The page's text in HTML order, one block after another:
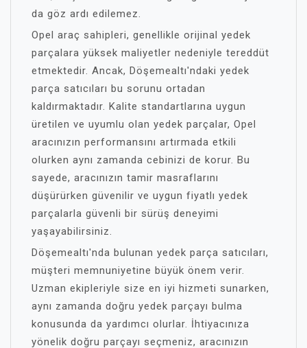
da göz ardı edilemez.
Opel araç sahipleri, genellikle orijinal yedek
parçalara yüksek maliyetler nedeniyle tereddüt
etmektedir. Ancak, Döşemealtı'ndaki yedek
parça satıcıları bu sorunu ortadan
kaldırmaktadır. Kalite standartlarına uygun
üretilen ve uyumlu olan yedek parçalar, Opel
aracınızın performansını artırmada etkili
olurken aynı zamanda cebinizi de korur. Bu
sayede, aracınızın tamir masraflarını
düşürürken güvenilir ve uygun fiyatlı yedek
parçalarla güvenli bir sürüş deneyimi
yaşayabilirsiniz.
Döşemealtı'nda bulunan yedek parça satıcıları,
müşteri memnuniyetine büyük önem verir.
Uzman ekipleriyle size en iyi hizmeti sunarken,
aynı zamanda doğru yedek parçayı bulma
konusunda da yardımcı olurlar. İhtiyacınıza
yönelik doğru parçayı seçmeniz, aracınızın